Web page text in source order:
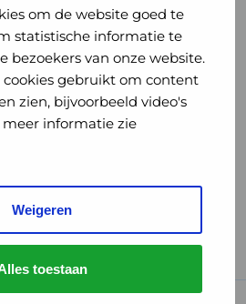
om de website goed te
statistische informatie te
bezoekers van onze website.
cookies gebruikt om content
zien, bijvoorbeeld video's
meer informatie zie
Weigeren
toestaan
media